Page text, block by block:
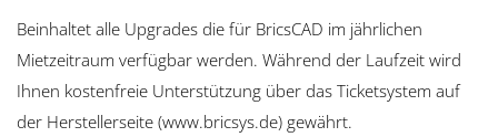
Beinhaltet alle Upgrades die für BricsCAD im jährlichen
Mietzeitraum verfügbar werden. Während der Laufzeit wird
Ihnen kostenfreie Unterstützung über das Ticketsystem auf
der Herstellerseite (www.bricsys.de) gewährt.